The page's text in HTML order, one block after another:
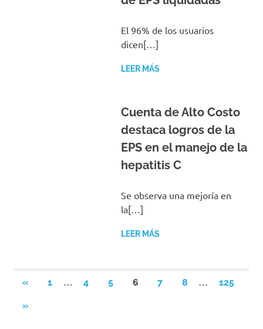
El 96% de los usuarios
dicen[…]
LEER MÁS
Cuenta de Alto Costo
destaca logros de la
EPS en el manejo de la
hepatitis C
Se observa una mejoría en
la[…]
LEER MÁS
Navegación
de
«ENTRADAS
1 … 4 5 6 7 8 … 125
SIGUIENTES
»